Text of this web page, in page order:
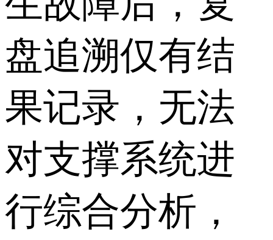
盘追溯仅有结
果记录，无法
对支撑系统进
行综合分析，